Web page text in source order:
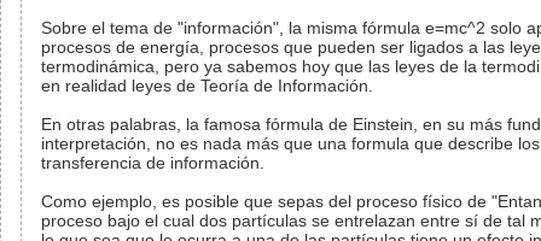
Sobre el tema de "información", la misma fórmula e=mc^2 solo
procesos de energía, procesos que pueden ser ligados a las
termodinámica, pero ya sabemos hoy que las leyes de la
en realidad leyes de Teoría de Información.
En otras palabras, la famosa fórmula de Einstein, en su más
interpretación, no es nada más que una formula que describe
transferencia de información.
Como ejemplo, es posible que sepas del proceso físico de
proceso bajo el cual dos partículas se entrelazan entre sí de tal